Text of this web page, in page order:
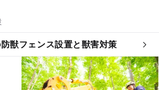
獣フェンス設置と獣害対策